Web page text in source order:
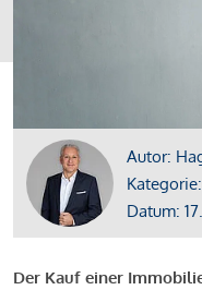
Autor:
Datum:
Der Kauf einer